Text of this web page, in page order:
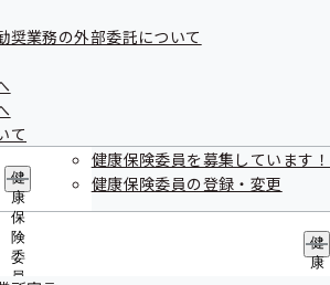
奨業務の外部委託について
て
健
康
保
険
委
員
健康保険委員を募集しています！
健康保険委員の登録・変更
健
康
関係団体との連携協定